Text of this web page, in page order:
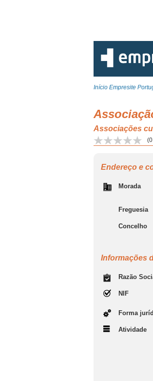
Início Empresite
Associações
(0
Endereço e
Morada
Freguesia
Concelho
Informações
Razão
NIF
Forma
Atividade